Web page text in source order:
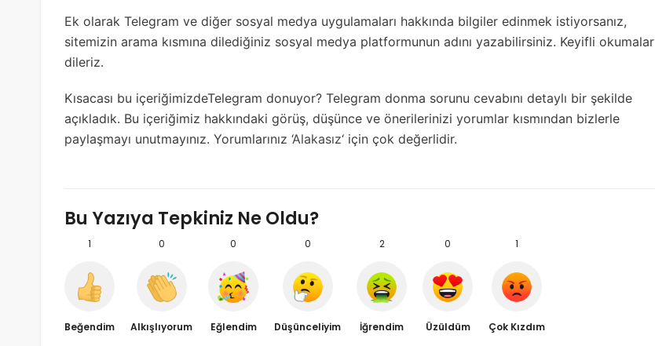
Ek olarak Telegram ve diğer sosyal medya uygulamaları hakkında bilgiler edinmek istiyorsanız,
sitemizin arama kısmına dilediğiniz sosyal medya platformunun adını yazabilirsiniz. Keyifli okumalar
dileriz.
Kısacası bu içeriğimizdeTelegram donuyor? Telegram donma sorunu cevabını detaylı bir şekilde
açıkladık. Bu içeriğimiz hakkındaki görüş, düşünce ve önerilerinizi yorumlar kısmından bizlerle
paylaşmayı unutmayınız. Yorumlarınız ‘Alakasız‘ için çok değerlidir.
Bu Yazıya Tepkiniz Ne Oldu?
1
Beğendim
0
Alkışlıyorum
0
Eğlendim
0
Düşünceliyim
2
İğrendim
0
Üzüldüm
1
Çok Kızdım